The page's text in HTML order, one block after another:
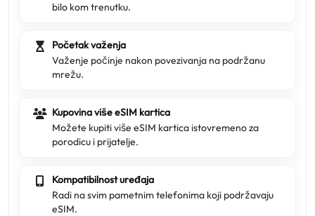
bilo kom trenutku.
Početak važenja
Važenje počinje nakon povezivanja na podržanu
mrežu.
Kupovina više eSIM kartica
Možete kupiti više eSIM kartica istovremeno za
porodicu i prijatelje.
Kompatibilnost uređaja
Radi na svim pametnim telefonima koji podržavaju
eSIM.